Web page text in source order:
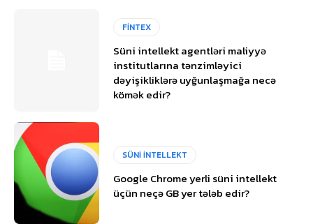
FİNTEX
Süni intellekt agentləri maliyyə
institutlarına tənzimləyici
dəyişikliklərə uyğunlaşmağa necə
kömək edir?
SÜNİ İNTELLEKT
Google Chrome yerli süni intellekt
üçün neçə GB yer tələb edir?